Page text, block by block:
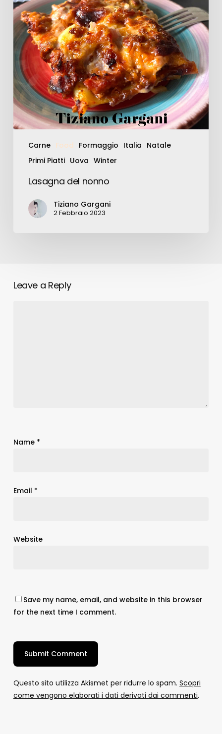
Carne Food Formaggio Italia Natale
Primi Piatti Uova Winter
Lasagna del nonno
Tiziano Gargani
2 Febbraio 2023
Leave a Reply
Name *
Email *
Website
Save my name, email, and website in this browser
for the next time I comment.
Questo sito utilizza Akismet per ridurre lo spam. Scopri
come vengono elaborati i dati derivati dai commenti.